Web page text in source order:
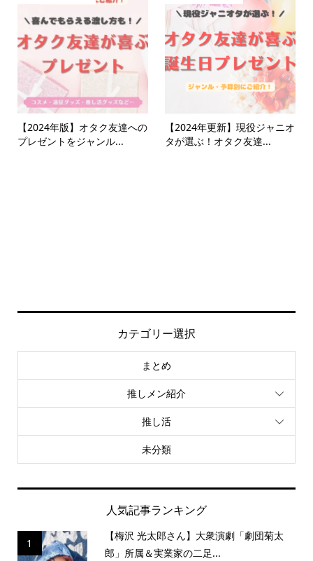
【2024年版】オタク友達への
プレゼントをジャンル...
【2024年更新】現役ジャニオ
タが選ぶ！オタク友達...
カテゴリー選択
まとめ
推しメン紹介
推し活
未分類
人気記事ランキング
1
【梅沢 光太郎さん】大衆演劇「劇団菊太
郎」所属＆実業家の二足...